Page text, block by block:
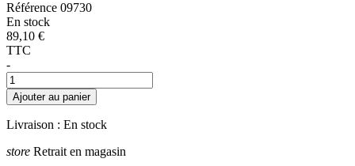
Référence 09730
En stock
89,10 €
TTC
-
Ajouter au panier
Livraison : En stock
store Retrait en magasin